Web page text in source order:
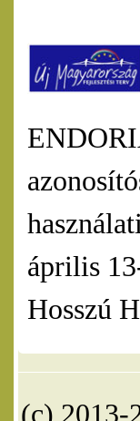
április
Hosszú
(c) 2013-